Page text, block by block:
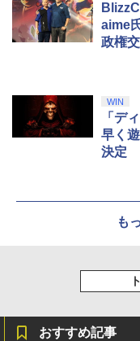
aime
政権
WIN
「デ
早く
決定
も
おすすめ記事